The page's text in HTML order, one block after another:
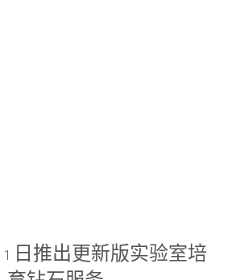
1 日推出更新版实验室培